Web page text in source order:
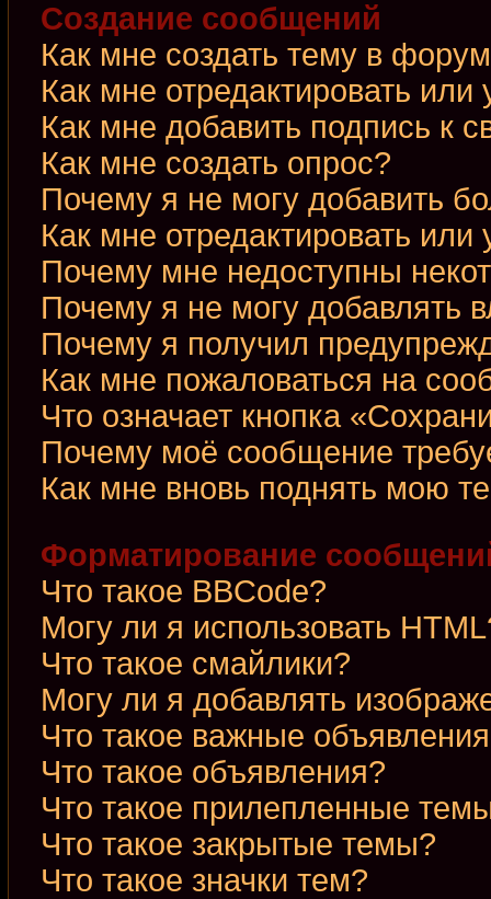
Создание сообщений
Как мне создать тему в
Как мне отредактировать
Как мне добавить подпись к
Как мне создать опрос?
Почему я не могу добавить
Как мне отредактировать или
Почему мне недоступны
Почему я не могу добавлять
Почему я получил
Как мне пожаловаться на
Что означает кнопка
Почему моё сообщение
Как мне вновь поднять мою
Форматирование
Что такое BBCode?
Могу ли я использовать
Что такое смайлики?
Могу ли я добавлять
Что такое важные
Что такое объявления?
Что такое прилепленные
Что такое закрытые темы?
Что такое значки тем?